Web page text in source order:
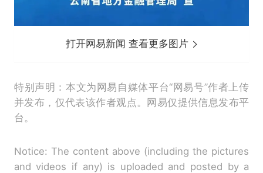
打开网易新闻 查看更多图片
特别声明：本文为网易自媒体平台“网易号”作者上传
并发布，仅代表该作者观点。网易仅提供信息发布平
台。
Notice: The content above (including the pictures
and videos if any) is uploaded and posted by a